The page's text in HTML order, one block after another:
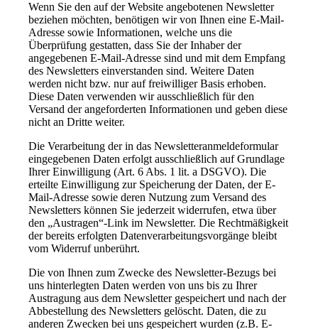
Wenn Sie den auf der Website angebotenen Newsletter
beziehen möchten, benötigen wir von Ihnen eine E-Mail-
Adresse sowie Informationen, welche uns die
Überprüfung gestatten, dass Sie der Inhaber der
angegebenen E-Mail-Adresse sind und mit dem Empfang
des Newsletters einverstanden sind. Weitere Daten
werden nicht bzw. nur auf freiwilliger Basis erhoben.
Diese Daten verwenden wir ausschließlich für den
Versand der angeforderten Informationen und geben diese
nicht an Dritte weiter.
Die Verarbeitung der in das Newsletteranmeldeformular
eingegebenen Daten erfolgt ausschließlich auf Grundlage
Ihrer Einwilligung (Art. 6 Abs. 1 lit. a DSGVO). Die
erteilte Einwilligung zur Speicherung der Daten, der E-
Mail-Adresse sowie deren Nutzung zum Versand des
Newsletters können Sie jederzeit widerrufen, etwa über
den „Austragen“-Link im Newsletter. Die Rechtmäßigkeit
der bereits erfolgten Datenverarbeitungsvorgänge bleibt
vom Widerruf unberührt.
Die von Ihnen zum Zwecke des Newsletter-Bezugs bei
uns hinterlegten Daten werden von uns bis zu Ihrer
Austragung aus dem Newsletter gespeichert und nach der
Abbestellung des Newsletters gelöscht. Daten, die zu
anderen Zwecken bei uns gespeichert wurden (z.B. E-